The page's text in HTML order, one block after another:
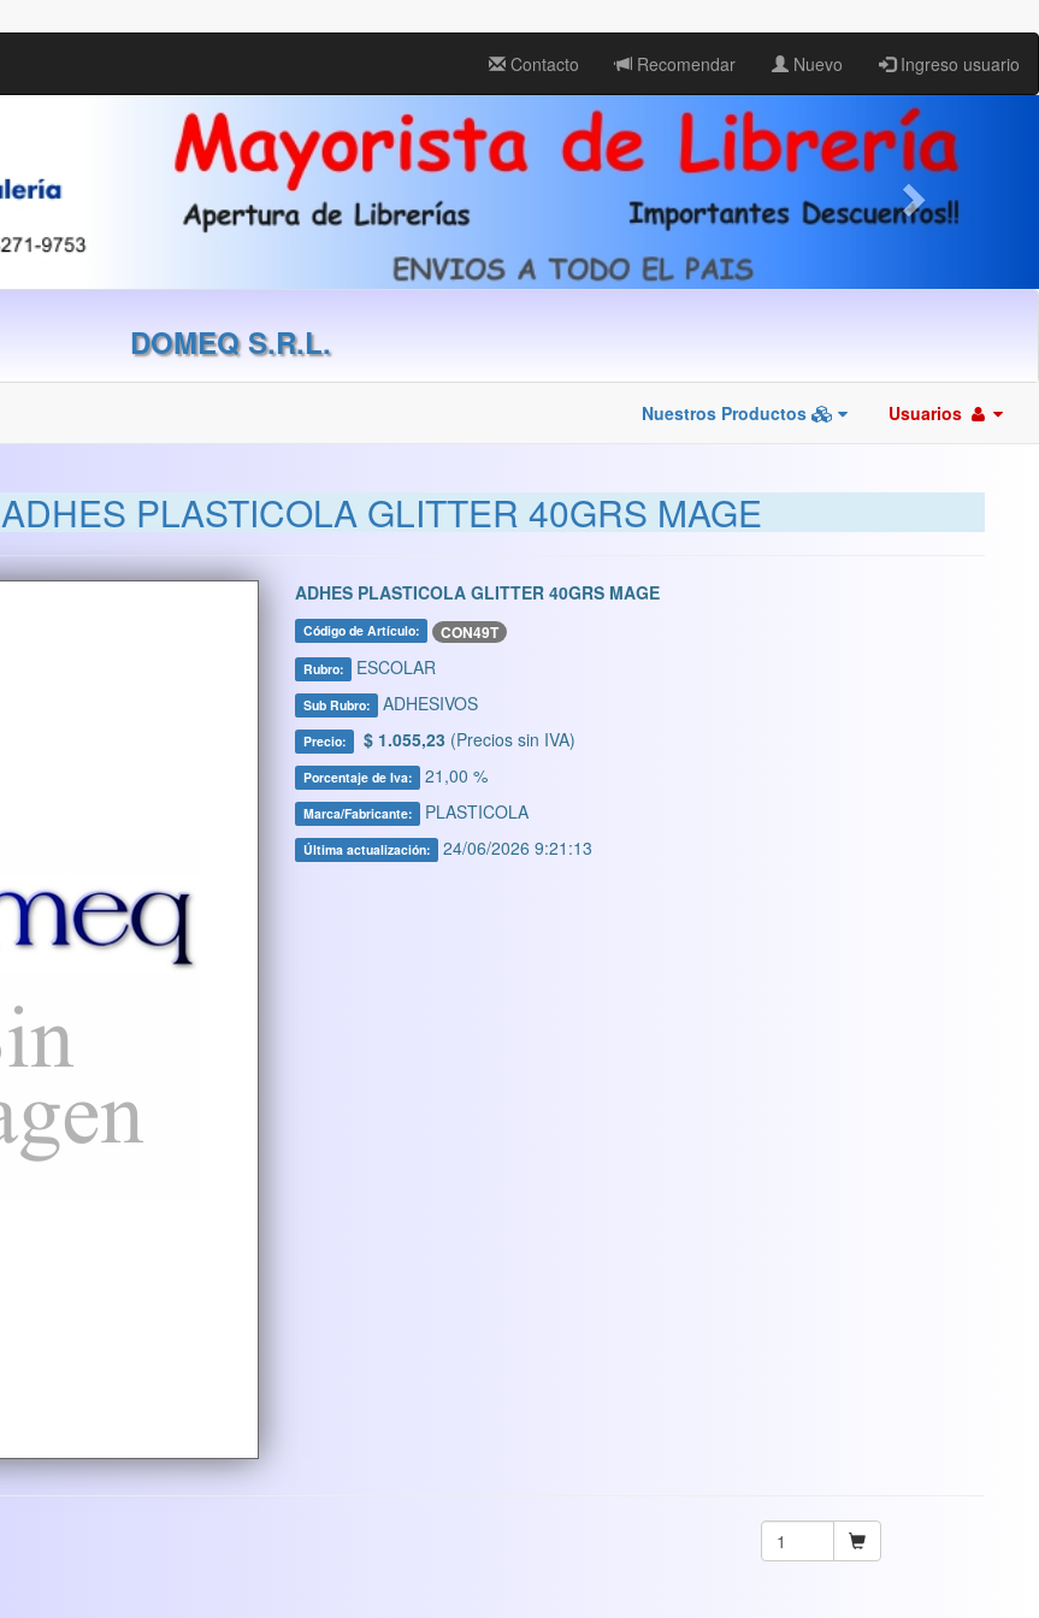
Contacto Recomendar Nuevo Ingreso usuario
DOMEQ S.R.L.
Nuestros Productos Usuarios
ADHES PLASTICOLA GLITTER 40GRS MAGE
ADHES PLASTICOLA GLITTER 40GRS MAGE
Código de Artículo: CON49T
Rubro: ESCOLAR
Sub Rubro: ADHESIVOS
Precio: $ 1.055,23 (Precios sin IVA)
Porcentaje de Iva: 21,00 %
Marca/Fabricante: PLASTICOLA
Última actualización: 24/06/2026 9:21:13